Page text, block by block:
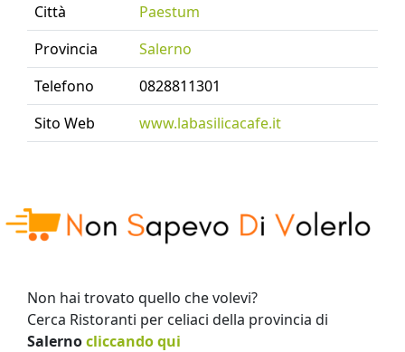
Città
Paestum
Provincia
Salerno
Telefono
0828811301
Sito Web
www.labasilicacafe.it
Non hai trovato quello che volevi?
Cerca Ristoranti per celiaci della provincia di
Salernocliccando qui